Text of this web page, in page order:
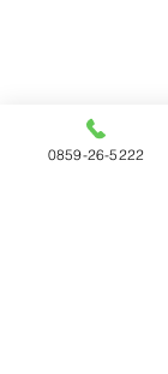
0859-26-5222